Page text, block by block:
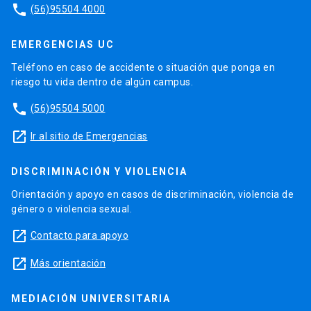
facilitar la recopilación y la entrega de
efectiva.
Colaborador
Como “Colaboradores”, los médicos trabajan de
forma efectiva con otros profesionales de la
seguro y centrado en el paciente.
Líder
Como “Líderes”, los médicos se comprometen a
contribuir en el desarrollo de un sistema de salud
de alta calidad, haciéndose responsables en la
pacientes y a sus familias, a través de sus
investigadores o docentes.
phone (56)95504 4000
EMERGENCIAS UC
Teléfono en caso de accidente o situación que ponga en
riesgo tu vida dentro de algún campus.
phone (56)95504 5000
launch Ir al sitio de Emergencias
DISCRIMINACIÓN Y VIOLENCIA
Orientación y apoyo en casos de discriminación, violencia de
género o violencia sexual.
launch Contacto para apoyo
launch Más orientación
MEDIACIÓN UNIVERSITARIA